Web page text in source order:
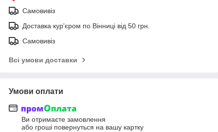
Самовивіз
Доставка кур'єром по Вінниці від 50 грн.
Самовивіз
Всі умови доставки
Умови оплати
Ви отримаєте замовлення
або гроші повернуться на вашу картку